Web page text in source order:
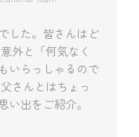
した。皆さんはど
外と「何気なく
いらっしゃるので
さんとはちょっ
い出をご紹介。